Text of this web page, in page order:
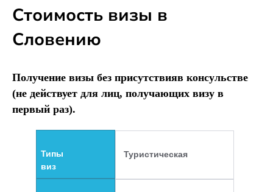
Стоимость визы в
Словению
Получение визы без присутствияв консульстве
(не действует для лиц, получающих визу в
первый раз).
Туристическая
Типы
виз